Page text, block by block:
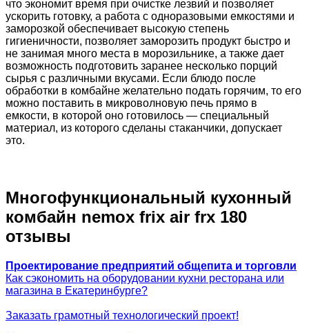
что экономит время при очистке лезвий и позволяет
ускорить готовку, а работа с одноразовыми емкостями и
заморозкой обеспечивает высокую степень
гигиеничности, позволяет заморозить продукт быстро и
не занимая много места в морозильнике, а также дает
возможность подготовить заранее несколько порций
сырья с различными вкусами. Если блюдо после
обработки в комбайне желательно подать горячим, то его
можно поставить в микроволновую печь прямо в
емкости, в которой оно готовилось — специальный
материал, из которого сделаны стаканчики, допускает
это.
Многофункциональный кухонный
комбайн nemox frix air frx 180
отзывы
Проектирование предприятий общепита и торговли
Как сэкономить на оборудовании кухни ресторана или
магазина в Екатеринбурге?
Заказать грамотный технологический проект!